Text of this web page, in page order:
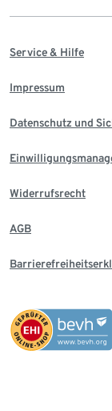
Service & Hilfe
Impressum
Datenschutz und
Widerrufsrecht
AGB